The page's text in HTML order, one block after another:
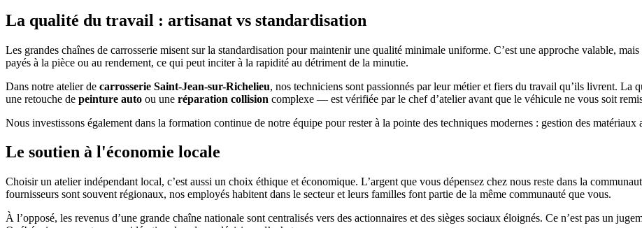
La qualité du travail : artisanat vs standardisation
Les grandes chaînes de carrosserie misent sur la standardisation pour maintenir une qualité minimale uniforme. C’est une approche valable,
payés à la pièce ou au rendement, ce qui peut inciter à la rapidité au détriment de la minutie.
Dans notre atelier de carrosserie Saint-Jean-sur-Richelieu, nos techniciens sont passionnés par leur métier et fiers du travail qu’ils livrent.
une retouche de peinture auto ou une réparation collision complexe — est vérifiée par le chef d’atelier avant que le véhicule ne vous soit
Nous investissons également dans la formation continue de notre équipe pour rester à la pointe des techniques modernes : gestion des
Le soutien à l'économie locale
Choisir un atelier indépendant local, c’est aussi un choix éthique et économique. L’argent que vous dépensez chez nous reste dans la
fournisseurs sont souvent régionaux, nos employés habitent dans le secteur et leurs familles font partie de la même communauté que vous.
À l’opposé, les revenus d’une grande chaîne nationale sont centralisés vers des actionnaires et des sièges sociaux éloignés. Ce n’est pas un